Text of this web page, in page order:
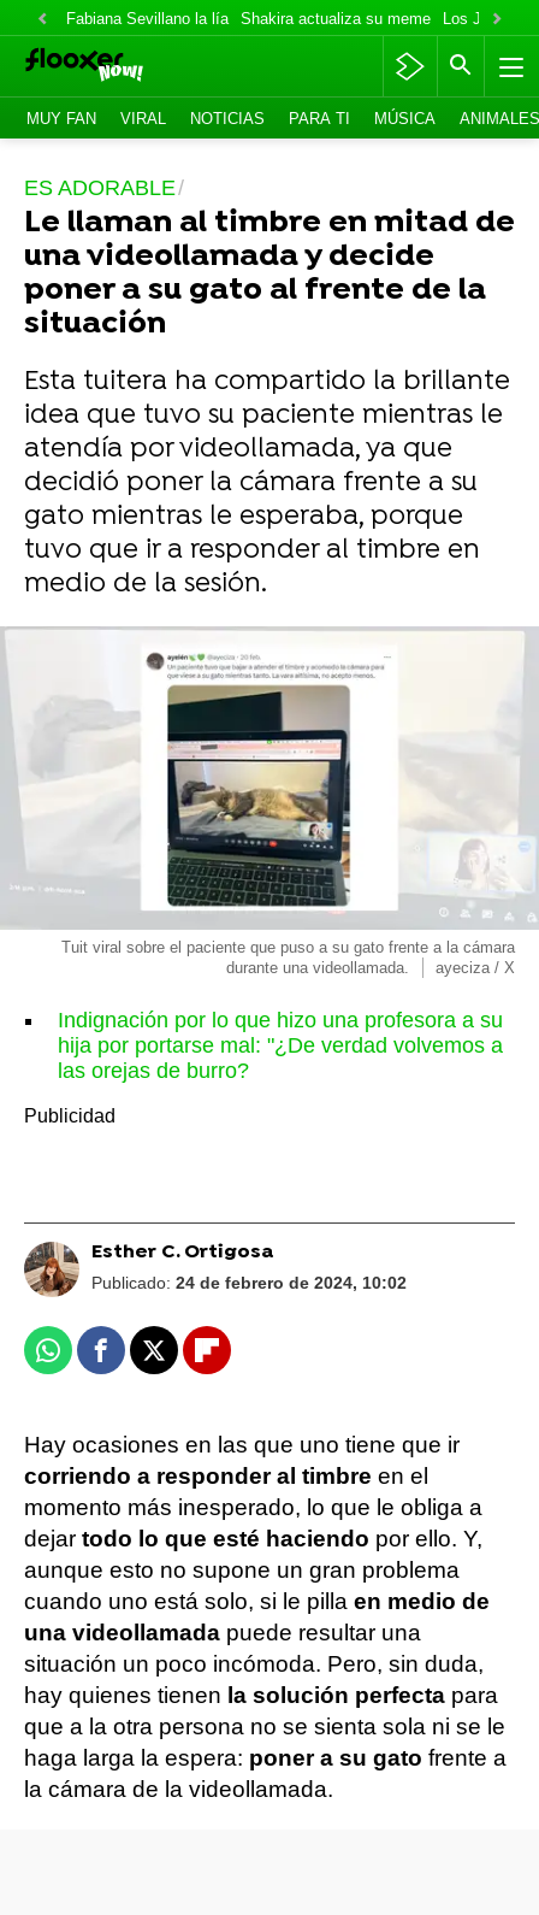
Fabiana Sevillano la lía Shakira actualiza su meme Los Jonas
MUY FAN VIRAL NOTICIAS PARA TI MÚSICA ANIMALES
ES ADORABLE
Le llaman al timbre en mitad de
una videollamada y decide
poner a su gato al frente de la
situación
Esta tuitera ha compartido la brillante
idea que tuvo su paciente mientras le
atendía por videollamada, ya que
decidió poner la cámara frente a su
gato mientras le esperaba, porque
tuvo que ir a responder al timbre en
medio de la sesión.
Tuit viral sobre el paciente que puso a su gato frente a la cámara
durante una videollamada.
ayeciza / X
Indignación por lo que hizo una profesora a su
hija por portarse mal: "¿De verdad volvemos a
las orejas de burro?
Esther C. Ortigosa
Publicado: 24 de febrero de 2024, 10:02
WhatsappFacebook
X Flipboard
Hay ocasiones en las que uno tiene que ir
corriendo a responder al timbre en el
momento más inesperado, lo que le obliga a
dejar todo lo que esté haciendo por ello. Y,
aunque esto no supone un gran problema
cuando uno está solo, si le pilla en medio de
una videollamada puede resultar una
situación un poco incómoda. Pero, sin duda,
hay quienes tienen la solución perfecta para
que a la otra persona no se sienta sola ni se le
haga larga la espera: poner a su gato frente a
la cámara de la videollamada.